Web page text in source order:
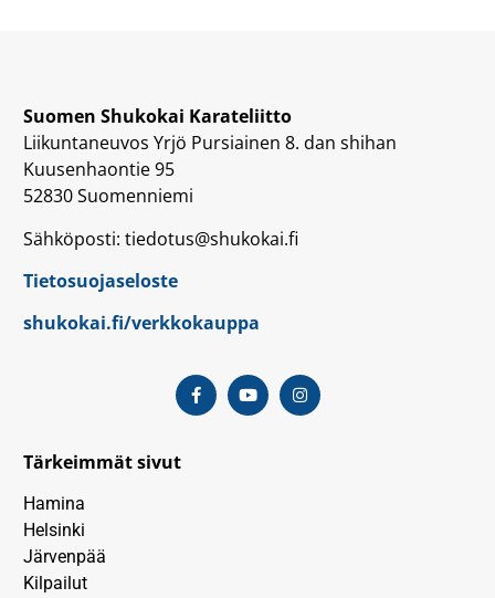
Suomen Shukokai Karateliitto
Liikuntaneuvos Yrjö Pursiainen 8. dan shihan
Kuusenhaontie 95
52830 Suomenniemi
Sähköposti: tiedotus@shukokai.fi
Tietosuojaseloste
shukokai.fi/verkkokauppa
Tärkeimmät sivut
Hamina
Helsinki
Järvenpää
Kilpailut